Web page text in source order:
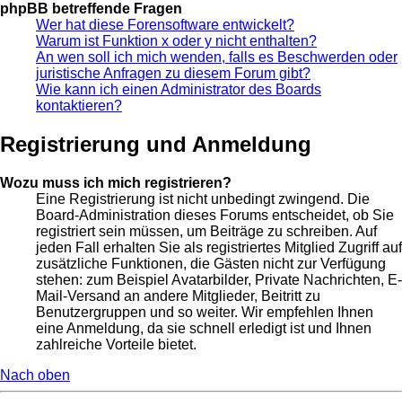
phpBB betreffende Fragen
Wer hat diese Forensoftware entwickelt?
Warum ist Funktion x oder y nicht enthalten?
An wen soll ich mich wenden, falls es Beschwerden oder
juristische Anfragen zu diesem Forum gibt?
Wie kann ich einen Administrator des Boards
kontaktieren?
Registrierung und Anmeldung
Wozu muss ich mich registrieren?
Eine Registrierung ist nicht unbedingt zwingend. Die
Board-Administration dieses Forums entscheidet, ob Sie
registriert sein müssen, um Beiträge zu schreiben. Auf
jeden Fall erhalten Sie als registriertes Mitglied Zugriff auf
zusätzliche Funktionen, die Gästen nicht zur Verfügung
stehen: zum Beispiel Avatarbilder, Private Nachrichten, E-
Mail-Versand an andere Mitglieder, Beitritt zu
Benutzergruppen und so weiter. Wir empfehlen Ihnen
eine Anmeldung, da sie schnell erledigt ist und Ihnen
zahlreiche Vorteile bietet.
Nach oben